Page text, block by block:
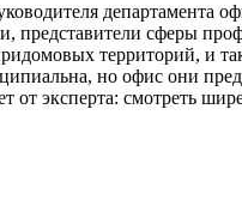
департамента
представители сферы
территорий, и
но офис они
от эксперта: смотреть